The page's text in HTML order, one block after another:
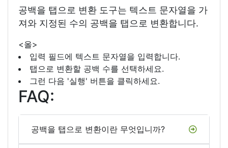
공백을 탭으로 변환 도구는 텍스트 문자열을 가
져와 지정된 수의 공백을 탭으로 변환합니다.
<올>
입력 필드에 텍스트 문자열을 입력합니다.
탭으로 변환할 공백 수를 선택하세요.
그런 다음 '실행' 버튼을 클릭하세요.
FAQ:
공백을 탭으로 변환이란 무엇입니까?